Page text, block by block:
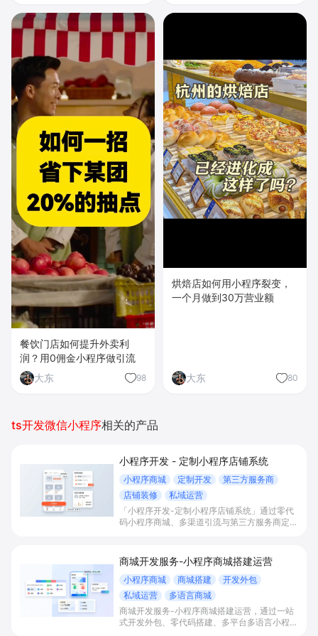
餐饮门店如何提升外卖利
润？用0佣金小程序做引流
大东
98
烘焙店如何用小程序裂变，
一个月做到30万营业额
大东 80
ts开发微信小程序相关的产品
小程序开发 - 定制小程序店铺系统
小程序商城 定制开发
第三方服务商
店铺装修
私域运营
「小程序开发-定制小程序店铺系统」通过零代
码小程序商城、多渠道引流与第三方服务商定制
私域运营场景，提升获客与复购，实现线上生意
增长。
商城开发服务-小程序商城搭建运营
小程序商城 商城搭建
开发外包
私域运营
多语言商城
商城开发服务-小程序商城搭建运营，通过一站
式开发外包、零代码搭建、多平台多语言小程序